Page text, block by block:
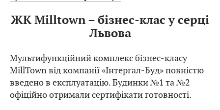
ЖК Milltown – бізнес-клас у серці
Львова
Мультифункційний комплекс бізнес-класу
MillTown від компанії «Інтергал-Буд» повністю
введено в експлуатацію. Будинки №1 та №2
офіційно отримали сертифікати готовності.